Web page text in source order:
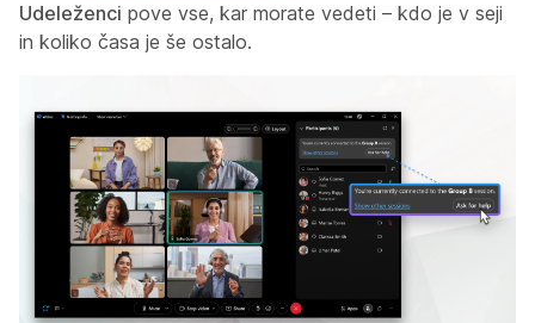
Udeleženci pove vse, kar morate vedeti – kdo je v seji
in koliko časa je še ostalo.